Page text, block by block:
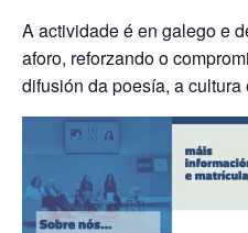
A actividade é en galego e
aforo, reforzando o
difusión da poesía, a